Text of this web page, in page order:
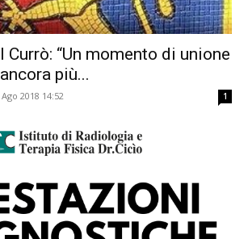
Currò: “Un momento di unione
più...
Ago 2018 14:52 1